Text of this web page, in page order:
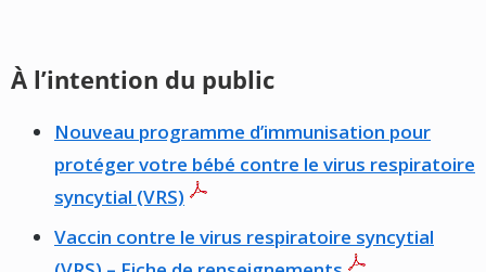
À l’intention du public
Nouveau programme d’immunisation pour
protéger votre bébé contre le virus respiratoire
syncytial (VRS)
Vaccin contre le virus respiratoire syncytial